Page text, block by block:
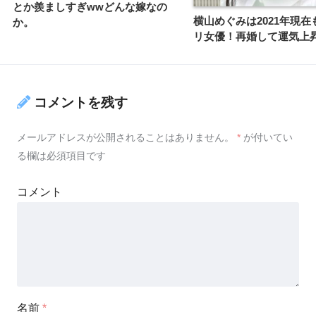
とか羨ましすぎwwどんな嫁なの
か。
横山めぐみは2021年現在
リ女優！再婚して運気上
コメントを残す
メールアドレスが公開されることはありません。 * が付いてい
る欄は必須項目です
コメント
名前 *